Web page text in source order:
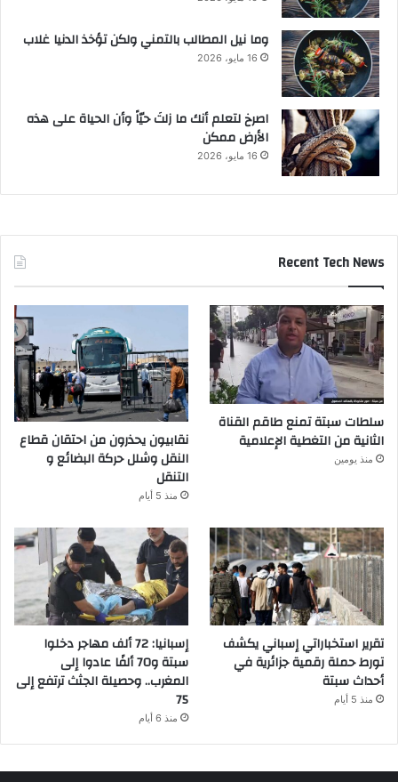
وما نيل المطالب بالتمني ولكن تؤخذ الدنيا غلاب
16 مايو، 2026
‫اصرخ لتعلم أنك ما زلتَ حيّاً وأن الحياة على هذه
الأرض ممكن
16 مايو، 2026
Recent Tech News
سلطات سبتة تمنع طاقم القناة
الثانية من التغطية الإعلامية
منذ يومين
نقابيون يحذرون من احتقان قطاع
النقل وشلل حركة البضائع و
التنقل
منذ 5 أيام
تقرير استخباراتي إسباني يكشف
تورط حملة رقمية جزائرية في
أحداث سبتة
منذ 5 أيام
إسبانيا: 72 ألف مهاجر دخلوا
سبتة و70 ألفًا عادوا إلى
المغرب.. وحصيلة الجثث ترتفع إلى
75
منذ 6 أيام